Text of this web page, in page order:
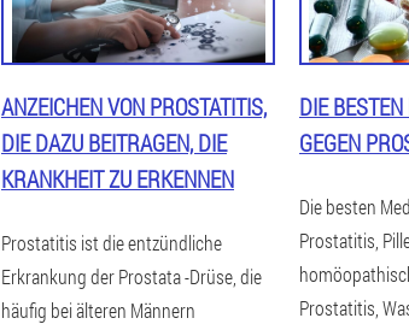
ANZEICHEN VON PROSTATITIS,
DIE DAZU BEITRAGEN, DIE
KRANKHEIT ZU ERKENNEN
Prostatitis ist die entzündliche
Erkrankung der Prostata -Drüse, die
häufig bei älteren Männern
DIE
GEGEN
Die besten
Prostatitis,
Prostatitis,